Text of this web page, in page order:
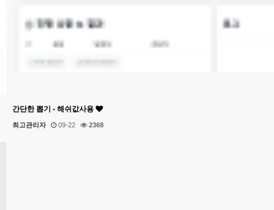
간단한 뽑기 - 해쉬값사용
최고관리자 09-22 2368